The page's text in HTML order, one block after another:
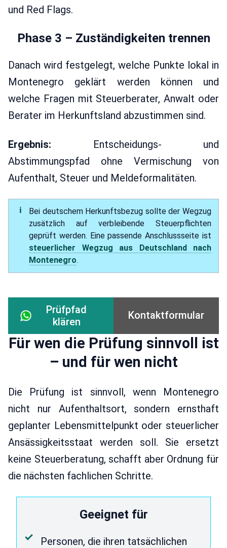
und Red Flags.
Phase 3 – Zuständigkeiten trennen
Danach wird festgelegt, welche Punkte lokal in
Montenegro geklärt werden können und
welche Fragen mit Steuerberater, Anwalt oder
Berater im Herkunftsland abzustimmen sind.
Ergebnis: Entscheidungs- und
Abstimmungspfad ohne Vermischung von
Aufenthalt, Steuer und Meldeformalitäten.
Bei deutschem Herkunftsbezug sollte der Wegzug
zusätzlich auf verbleibende Steuerpflichten
geprüft werden. Eine passende Anschlussseite ist
steuerlicher Wegzug aus Deutschland nach
Montenegro.
Prüfpfad
klären
Kontaktformular
Für wen die Prüfung sinnvoll ist
– und für wen nicht
Die Prüfung ist sinnvoll, wenn Montenegro
nicht nur Aufenthaltsort, sondern ernsthaft
geplanter Lebensmittelpunkt oder steuerlicher
Ansässigkeitsstaat werden soll. Sie ersetzt
keine Steuerberatung, schafft aber Ordnung für
die nächsten fachlichen Schritte.
Geeignet für
Personen, die ihren tatsächlichen